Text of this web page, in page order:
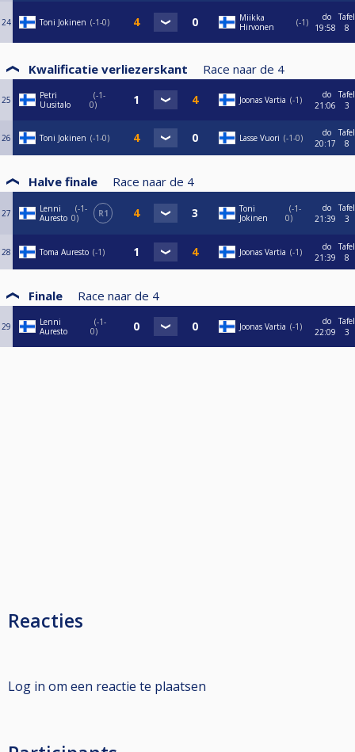
24 Toni Jokinen -1-0
Miikka
Hirvonen
-1
do
19:58
Tafel
8
Kwalificatie verliezerskant Race naar de 4
25
Petri
Uusitalo
-1-
0
Joonas Vartia -1
do
21:06
Tafel
3
26 Toni Jokinen -1-0 Lasse Vuori -1-0
do
20:17
Tafel
8
Halve finale Race naar de 4
27
Lenni
Auresto
-1-
0
R1
Toni
Jokinen
-1-
0
do
21:39
Tafel
3
28 Toma Auresto -1 Joonas Vartia -1
do
21:39
Tafel
8
Finale Race naar de 4
29
Lenni
Auresto
-1-
0
Joonas Vartia -1
do
22:09
Tafel
3
Reacties
Log in om een reactie te plaatsen